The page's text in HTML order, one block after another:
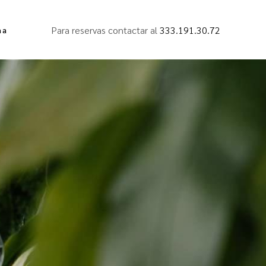
Para reservas contactar al 333.191.30.72